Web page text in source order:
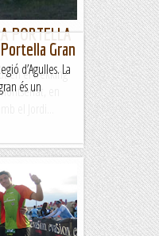
PORTELLA
en el trekking
en
el Jordi...
Gran
d’Agulles. La
és un